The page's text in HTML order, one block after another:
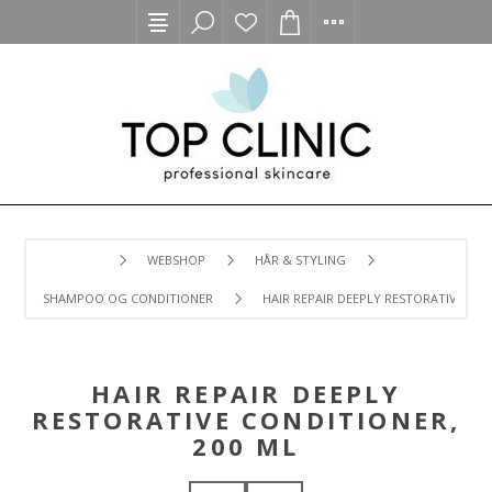
WEBSHOP HÅR & STYLING
SHAMPOO OG CONDITIONER HAIR REPAIR DEEPLY RESTORATIVE
HAIR REPAIR DEEPLY
RESTORATIVE CONDITIONER,
200 ML